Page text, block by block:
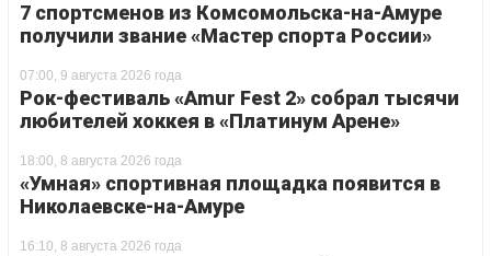
7 спортсменов из Комсомольска-на-Амуре
получили звание «Мастер спорта России»
07:00, 9 августа 2026 года
Рок-фестиваль «Amur Fest 2» собрал тысячи
любителей хоккея в «Платинум Арене»
18:00, 8 августа 2026 года
«Умная» спортивная площадка появится в
Николаевске-на-Амуре
16:10, 8 августа 2026 года